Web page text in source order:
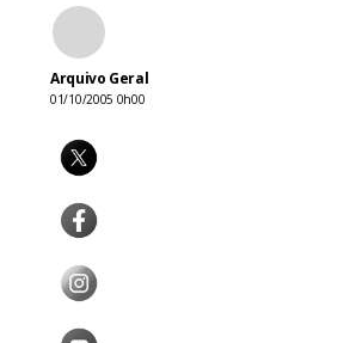
Arquivo Geral
01/10/2005 0h00